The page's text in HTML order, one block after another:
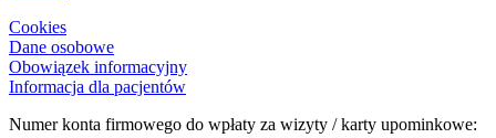
Cookies
Dane osobowe
Obowiązek informacyjny
Informacja dla pacjentów
Numer konta firmowego do wpłaty za wizyty / karty upominkowe: